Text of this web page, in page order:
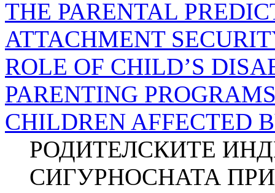
THE PARENTAL
ATTACHMENT
ROLE OF CHILD’S
PARENTING
CHILDREN AFFECTED
РОДИТЕЛСКИТЕ
СИГУРНОСНАТА